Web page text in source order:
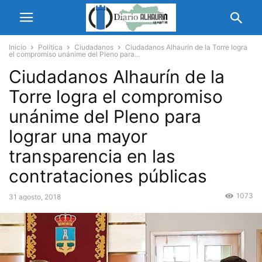
Inicio Política Ciudadanos
Ciudadanos Alhaurín de la Torre logra
el compromiso unánime del Pleno para...
Ciudadanos Alhaurín de la
Torre logra el compromiso
unánime del Pleno para
lograr una mayor
transparencia en las
contrataciones públicas
31 agosto, 2018 1073